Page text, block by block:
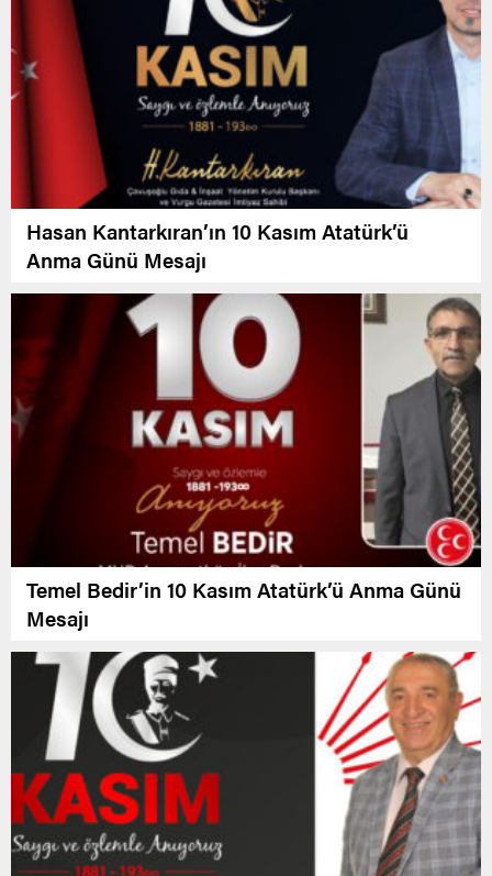
Hasan Kantarkıran’ın 10 Kasım Atatürk’ü
Anma Günü Mesajı
Temel Bedir’in 10 Kasım Atatürk’ü Anma Günü
Mesajı